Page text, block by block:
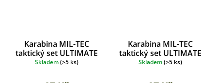
Karabina MIL-TEC
taktický set ULTIMATE
Black
Skladem(>5 ks)
Karabina MIL-TEC
taktický set ULTIMATE
Coyote
Skladem(>5 ks)